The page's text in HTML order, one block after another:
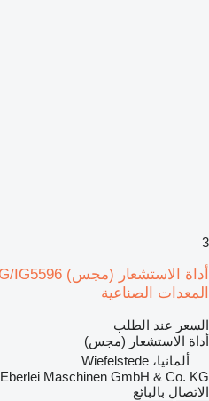
3
المعدات الصناعية
السعر عند الطلب
أداة الاستشعار (مجس)
ألمانيا، Wiefelstede
Eberlei Maschinen GmbH & Co. KG
الاتصال بالبائع